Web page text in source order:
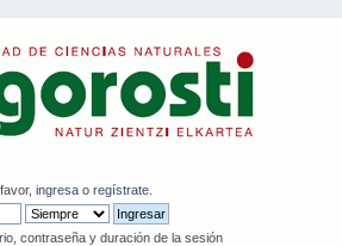
favor,ingresa oregístrate
contraseña y duración de la sesión